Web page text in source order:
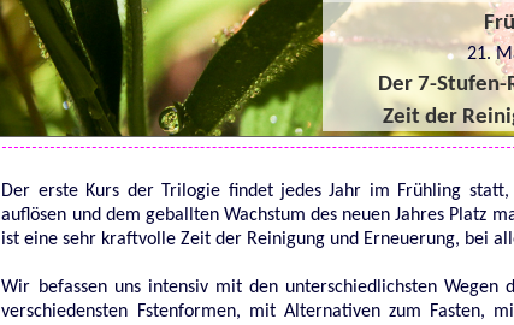
21.
Der 7-Stufen-
Zeit der
Der erste Kurs der Trilogie findet jedes Jahr im Frühling
auflösen und dem geballten Wachstum des neuen Jahres Platz
ist eine sehr kraftvolle Zeit der Reinigung und Erneuerung, bei
Wir befassen uns intensiv mit den unterschiedlichsten Wegen
verschiedensten Fstenformen, mit Alternativen zum Fasten,